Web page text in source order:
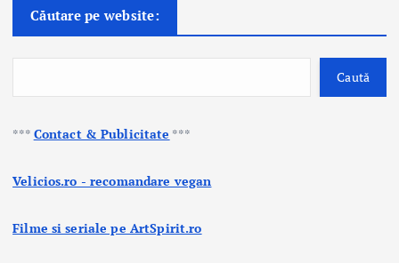
Căutare pe website:
Caută
*** Contact & Publicitate ***
Velicios.ro - recomandare vegan
Filme si seriale pe ArtSpirit.ro